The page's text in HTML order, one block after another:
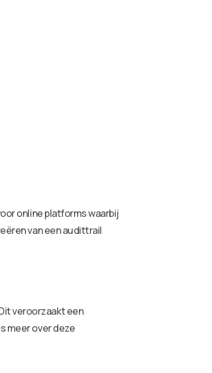
online platforms waarbij
van een audittrail
veroorzaakt een
meer over deze